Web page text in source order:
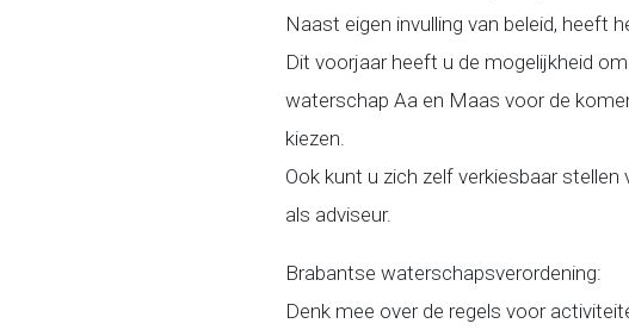
Naast eigen invulling van beleid, heeft
Dit voorjaar heeft u de mogelijkheid
waterschap Aa en Maas voor de
kiezen.
Ook kunt u zich zelf verkiesbaar stellen
als adviseur.
Brabantse waterschapsverordening:
Denk mee over de regels voor